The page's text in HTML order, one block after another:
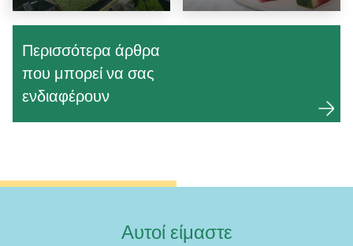
Περισσότερα άρθρα
που μπορεί να σας
ενδιαφέρουν
Αυτοί είμαστε